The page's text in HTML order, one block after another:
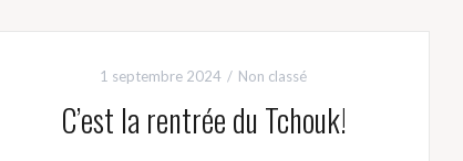
1 septembre 2024 Non classé
C’est la rentrée du Tchouk!